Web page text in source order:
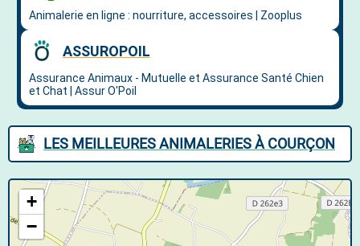
LES MEILLEURES ANIMALERIES À COURÇON
+
−